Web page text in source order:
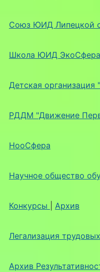
Союз ЮИД Липецкой
Школа ЮИД ЭкоСфера
Детская организация
РДДМ "Движение
НооСфера
Научное общество
Конкурсы Архив
Легализация
Архив